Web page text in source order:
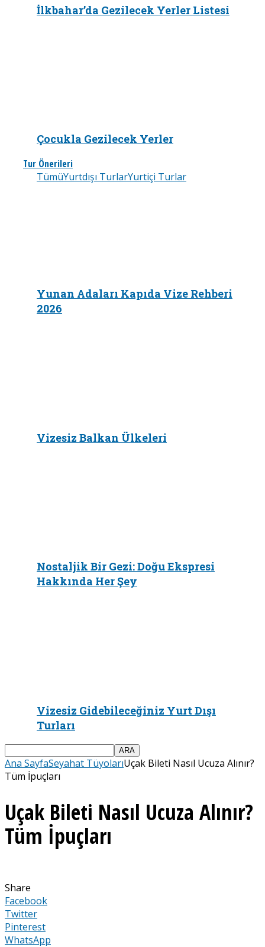
İlkbahar’da Gezilecek Yerler Listesi
Çocukla Gezilecek Yerler
Tur Önerileri
TümüYurtdışı TurlarYurtiçi Turlar
Yunan Adaları Kapıda Vize Rehberi
2026
Vizesiz Balkan Ülkeleri
Nostaljik Bir Gezi: Doğu Ekspresi
Hakkında Her Şey
Vizesiz Gidebileceğiniz Yurt Dışı
Turları
Ana SayfaSeyahat TüyolarıUçak Bileti Nasıl Ucuza Alınır?
Tüm İpuçları
Uçak Bileti Nasıl Ucuza Alınır?
Tüm İpuçları
Share
Facebook
Twitter
Pinterest
WhatsApp